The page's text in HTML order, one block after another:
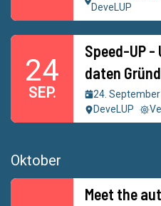
DeveLUP
24
SEP.
Speed-UP
daten
24.
DeveLUP
Oktober
Meet the